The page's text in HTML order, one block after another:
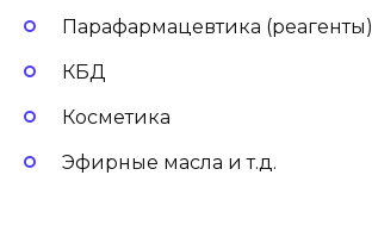
Парафармацевтика (реагенты)
КБД
Косметика
Эфирные масла и т.д.